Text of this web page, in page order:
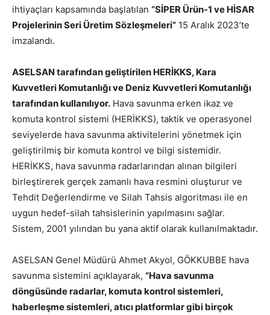
ihtiyaçları kapsamında başlatılan “SİPER Ürün-1 ve HİSAR
Projelerinin Seri Üretim Sözleşmeleri” 15 Aralık 2023’te
imzalandı.
ASELSAN tarafından geliştirilen HERİKKS, Kara
Kuvvetleri Komutanlığı ve Deniz Kuvvetleri Komutanlığı
tarafından kullanılıyor. Hava savunma erken ikaz ve
komuta kontrol sistemi (HERİKKS), taktik ve operasyonel
seviyelerde hava savunma aktivitelerini yönetmek için
geliştirilmiş bir komuta kontrol ve bilgi sistemidir.
HERİKKS, hava savunma radarlarından alınan bilgileri
birleştirerek gerçek zamanlı hava resmini oluşturur ve
Tehdit Değerlendirme ve Silah Tahsis algoritması ile en
uygun hedef-silah tahsislerinin yapılmasını sağlar.
Sistem, 2001 yılından bu yana aktif olarak kullanılmaktadır.
ASELSAN Genel Müdürü Ahmet Akyol, GÖKKUBBE hava
savunma sistemini açıklayarak, “Hava savunma
döngüsünde radarlar, komuta kontrol sistemleri,
haberleşme sistemleri, atıcı platformlar gibi birçok